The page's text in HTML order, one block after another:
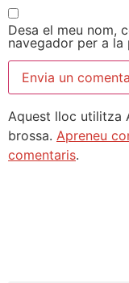
Desa el meu nom,
navegador per a
Aquest lloc utilitza
brossa. Apreneu
comentaris.